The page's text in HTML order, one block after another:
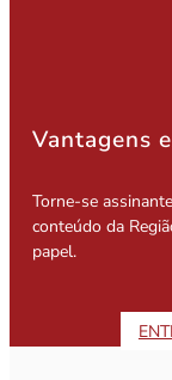
Vantagens
Torne-se
conteúdo da
papel.